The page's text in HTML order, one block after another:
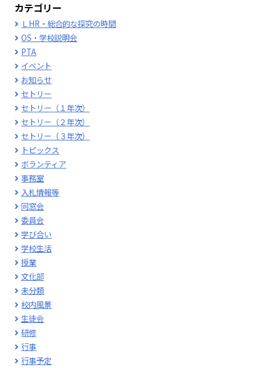
カテゴリー
ＬHR・総合的な探究の時間
OS・学校説明会
PTA
イベント
お知らせ
セトリー
セトリー（１年次）
セトリー（２年次）
セトリー（３年次）
トピックス
ボランティア
事務室
入札情報等
同窓会
委員会
学び合い
学校生活
授業
文化部
未分類
校内風景
生徒会
研修
行事
行事予定